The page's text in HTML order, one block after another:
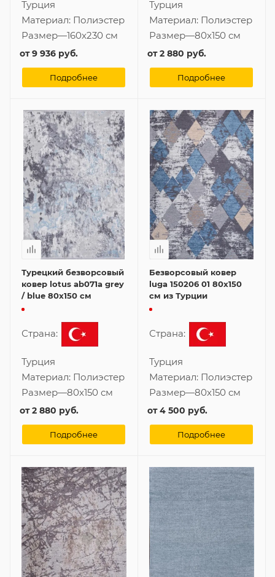
Турция
Материал: Полиэстер
Размер—160x230 см
от9 936 руб.
Подробнее
Турция
Материал: Полиэстер
Размер—80x150 см
от2 880 руб.
Подробнее
Турецкий безворсовый
ковер lotus ab071a grey
/ blue 80x150 см
Страна:
Турция
Материал: Полиэстер
Размер—80x150 см
от2 880 руб.
Подробнее
Безворсовый ковер
luga 150206 01 80x150
см из Турции
Страна:
Турция
Материал: Полиэстер
Размер—80x150 см
от4 500 руб.
Подробнее